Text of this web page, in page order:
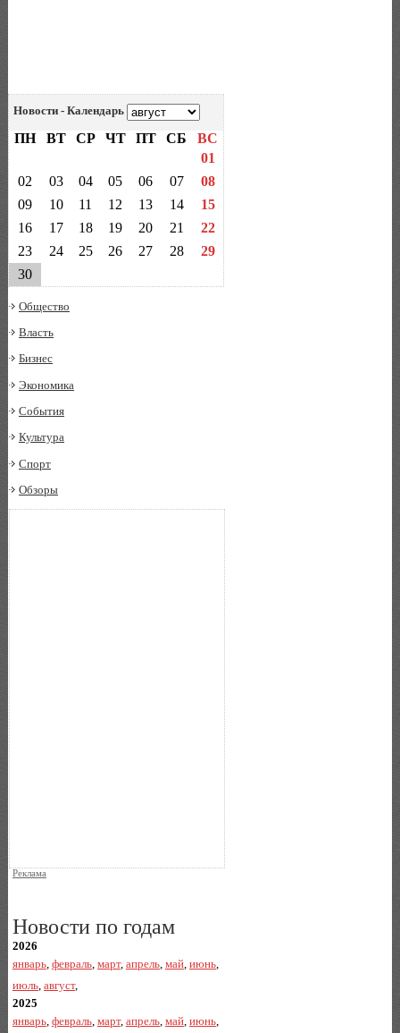
Новости - Календарь
ПН ВТ СР ЧТ ПТ СБ
ВС
01
02
03 04 05 06 07
08
09
10 11 12 13 14
15
16
17 18 19 20 21
22
23
24 25 26 27 28
29
30
Общество
Власть
Бизнес
Экономика
События
Культура
Спорт
Обзоры
Реклама
Новости по годам
2026
январь, февраль, март, апрель, май, июнь,
июль, август,
2025
январь, февраль, март, апрель, май, июнь,